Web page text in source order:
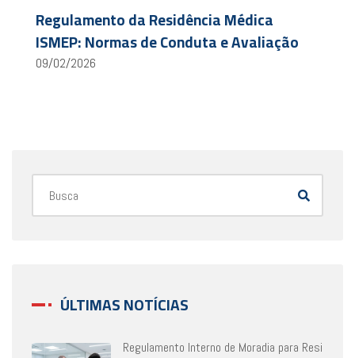
Regulamento da Residência Médica
ISMEP: Normas de Conduta e Avaliação
09/02/2026
ÚLTIMAS NOTÍCIAS
Regulamento Interno de Moradia para Resi